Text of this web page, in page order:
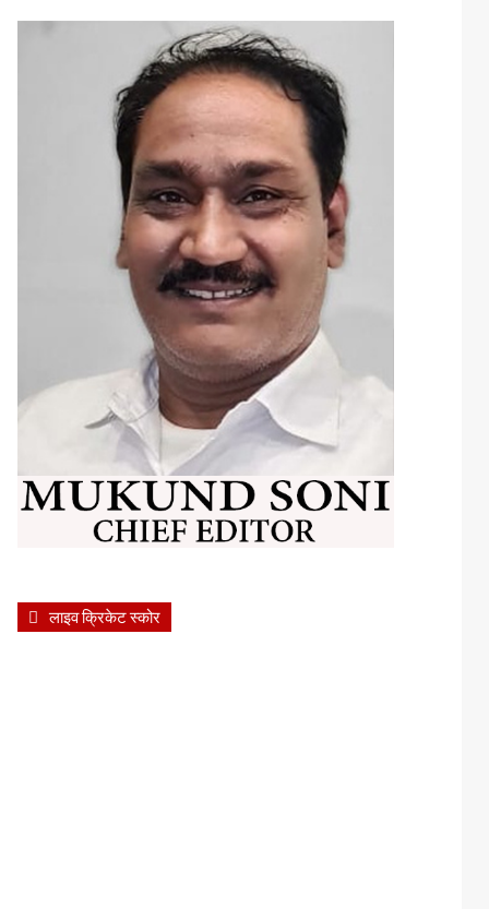
लाइव क्रिकेट स्कोर